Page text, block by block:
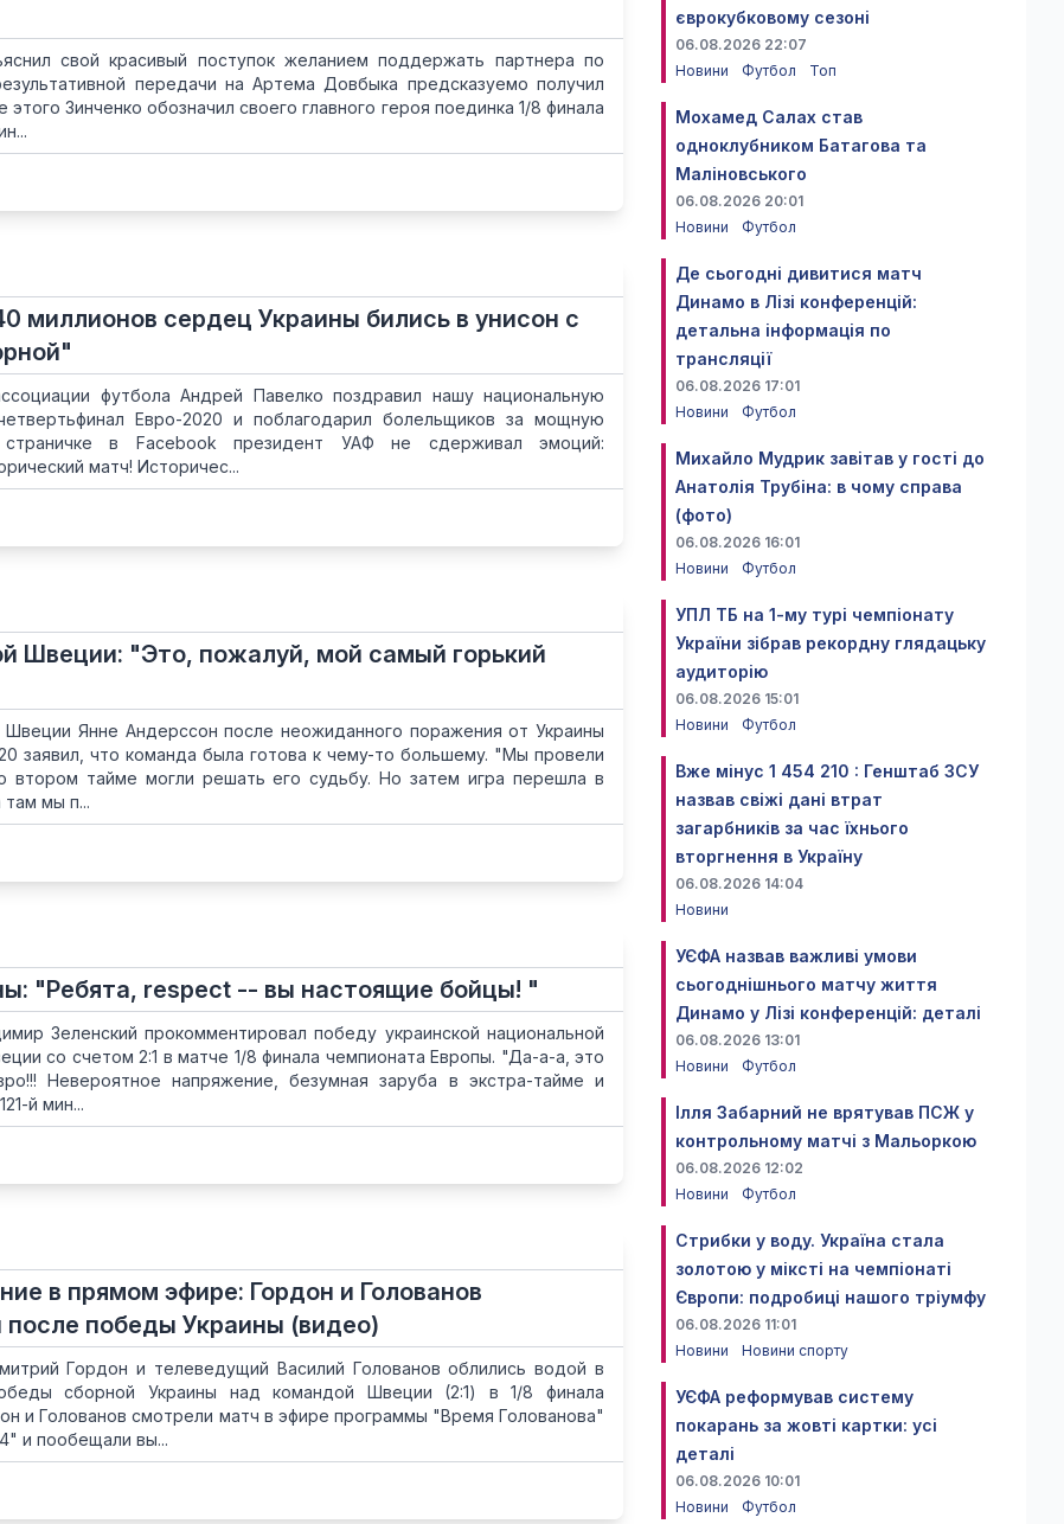
свой красивый поступок желанием поддержать партнера по
передачи на Артема Довбыка предсказуемо получил
Зинченко обозначил своего главного героя поединка 1/8 финала
миллионов сердец Украины бились в унисон с
футбола Андрей Павелко поздравил нашу национальную
Евро-2020 и поблагодарил болельщиков за мощную
в Facebook президент УАФ не сдерживал эмоций:
матч! Историчес...
Швеции: "Это, пожалуй, мой самый горький
Янне Андерссон после неожиданного поражения от Украины
заявил, что команда была готова к чему-то большему. "Мы провели
втором тайме могли решать его судьбу. Но затем игра перешла в
мы п...
"Ребята, respect -- вы настоящие бойцы! "
Зеленский прокомментировал победу украинской национальной
со счетом 2:1 в матче 1/8 финала чемпионата Европы. "Да-а-а, это
Невероятное напряжение, безумная заруба в экстра-тайме и
й мин...
в прямом эфире: Гордон и Голованов
после победы Украины (видео)
Гордон и телеведущий Василий Голованов облились водой в
сборной Украины над командой Швеции (2:1) в 1/8 финала
и Голованов смотрели матч в эфире программы "Время Голованова"
и пообещали вы...
єврокубковому сезоні
06.08.2026 22:07
Новини
Футбол Топ
Мохамед Салах став
одноклубником Батагова та
Маліновського
06.08.2026 20:01
Новини
Футбол
Де сьогодні дивитися матч
Динамо в Лізі конференцій:
детальна інформація по
трансляції
06.08.2026 17:01
Новини
Футбол
Михайло Мудрик завітав у гості до
Анатолія Трубіна: в чому справа
(фото)
06.08.2026 16:01
Новини
Футбол
УПЛ ТБ на 1-му турі чемпіонату
України зібрав рекордну глядацьку
аудиторію
06.08.2026 15:01
Новини
Футбол
Вже мінус 1 454 210 : Генштаб ЗСУ
назвав свіжі дані втрат
загарбників за час їхнього
вторгнення в Україну
06.08.2026 14:04
Новини
УЄФА назвав важливі умови
сьогоднішнього матчу життя
Динамо у Лізі конференцій: деталі
06.08.2026 13:01
Новини
Футбол
Ілля Забарний не врятував ПСЖ у
контрольному матчі з Мальоркою
06.08.2026 12:02
Новини
Футбол
Стрибки у воду. Україна стала
золотою у міксті на чемпіонаті
Європи: подробиці нашого тріумфу
06.08.2026 11:01
Новини
Новини спорту
УЄФА реформував систему
покарань за жовті картки: усі
деталі
06.08.2026 10:01
Новини
Футбол